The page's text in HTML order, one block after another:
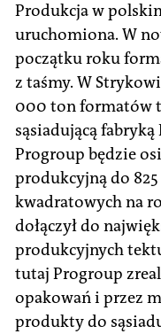
Produkcja w
uruchomiona. W
początku roku
z taśmy. W
000 ton formatów
sąsiadującą
Progroup będzie
produkcyjną do
kwadratowych na
dołączył do
produkcyjnych
tutaj Progroup
opakowań i przez
produkty do